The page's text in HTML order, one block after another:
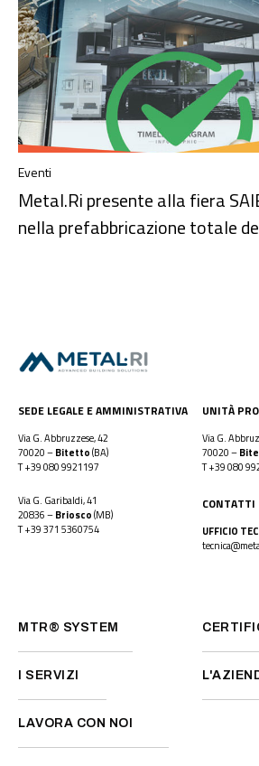
Eventi
Metal.Ri presente alla fiera
nella prefabbricazione totale
SEDE LEGALE E AMMINISTRATIVA
Via G. Abbruzzese, 42
70020 –Bitetto(BA)
T+39 080 9921197
UNITÀ
Via G.
70020 –
T+39 080
Via G. Garibaldi, 41
20836 –Briosco(MB)
T+39 371 5360754
CONTATTI
UFFICIO
MTR® SYSTEM
I SERVIZI
LAVORA CON NOI